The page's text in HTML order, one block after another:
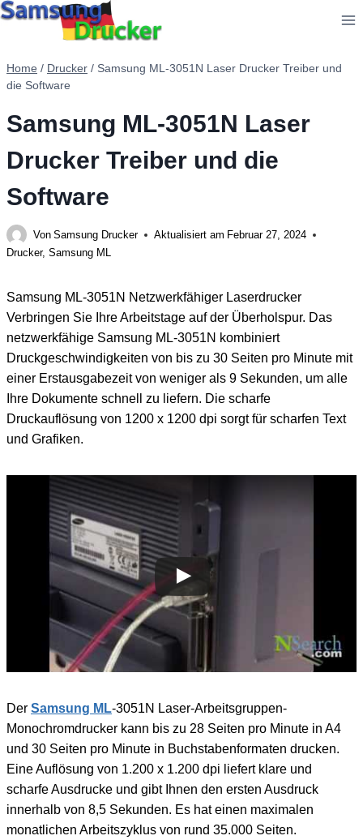
Zum
Home / Drucker / Samsung ML-3051N Laser Drucker Treiber und
die Software
Samsung ML-3051N Laser
Drucker Treiber und die
Software
Von Samsung Drucker Aktualisiert am Februar 27, 2024
Drucker, Samsung ML
Samsung ML-3051N Netzwerkfähiger Laserdrucker
Verbringen Sie Ihre Arbeitstage auf der Überholspur. Das
netzwerkfähige Samsung ML-3051N kombiniert
Druckgeschwindigkeiten von bis zu 30 Seiten pro Minute mit
einer Erstausgabezeit von weniger als 9 Sekunden, um alle
Ihre Dokumente schnell zu liefern. Die scharfe
Druckauflösung von 1200 x 1200 dpi sorgt für scharfen Text
und Grafiken.
Der Samsung ML-3051N Laser-Arbeitsgruppen-
Monochromdrucker kann bis zu 28 Seiten pro Minute in A4
und 30 Seiten pro Minute in Buchstabenformaten drucken.
Eine Auflösung von 1.200 x 1.200 dpi liefert klare und
scharfe Ausdrucke und gibt Ihnen den ersten Ausdruck
innerhalb von 8,5 Sekunden. Es hat einen maximalen
monatlichen Arbeitszyklus von rund 35.000 Seiten.